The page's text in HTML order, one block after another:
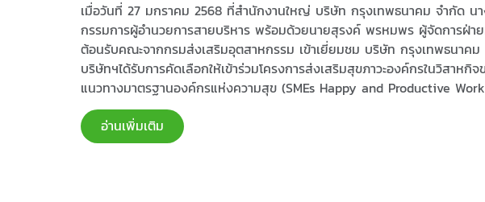
เมื่อวันที่ 27 มกราคม 2568 ที่สำนักงานใหญ่ บริษัท กรุงเทพธนาคม จำกัด น
กรรมการผู้อำนวยการสายบริหาร พร้อมด้วยนายสุรงค์ พรหมพร ผู้จัดการฝ่า
ต้อนรับคณะจากกรมส่งเสริมอุตสาหกรรม เข้าเยี่ยมชม บริษัท กรุงเทพธนาค
บริษัทฯได้รับการคัดเลือกให้เข้าร่วมโครงการส่งเสริมสุขภาวะองค์กรในวิสาห
แนวทางมาตรฐานองค์กรแห่งความสุข (SMEs Happy and Productive
อ่านเพิ่มเติม